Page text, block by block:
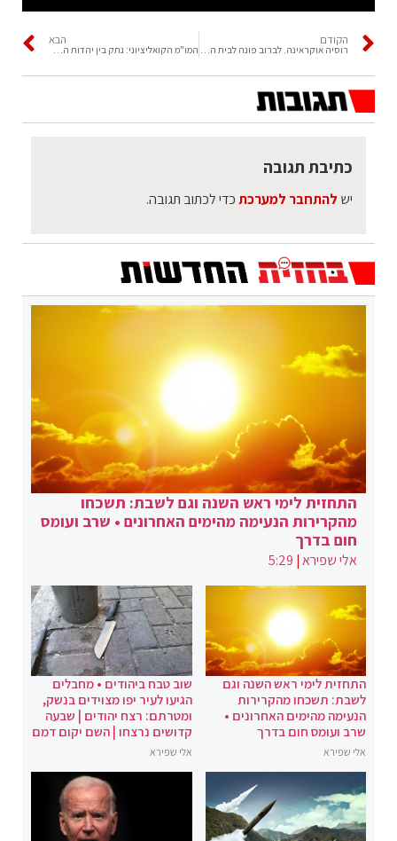
הקודם הבא
כתיבת תגובה
יש להתחבר למערכתכדי לכתוב תגובה.
התחזית לימי ראש השנה וגם לשבת: תשכחו
מהקרירות הנעימה מהימים האחרונים • שרב ועומס
חום בדרך
אלי שפירא|
5:29
התחזית לימי ראש השנה וגם
לשבת: תשכחו מהקרירות
הנעימה מהימים האחרונים •
שרב ועומס חום בדרך
אלי שפירא
שוב טבח ביהודים • מחבלים
הגיעו לעיר יפו מצוידים בנשק,
ומטרתם: רצח יהודים | שבעה
קדושים נרצחו | השם יקום דמם
אלי שפירא